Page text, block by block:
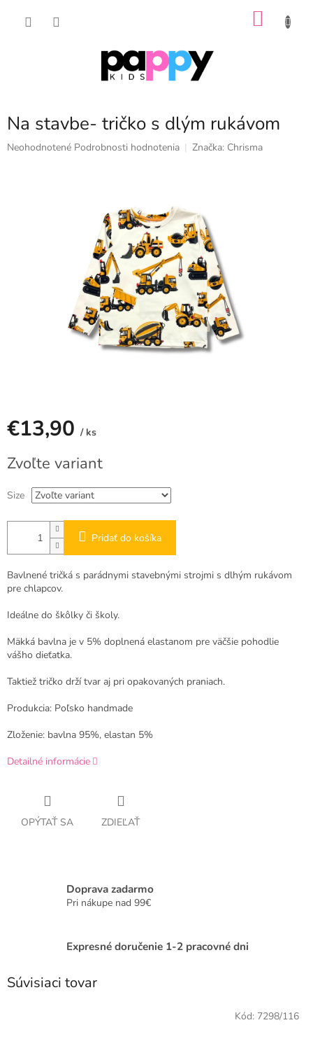
Na stavbe- tričko s dlým rukávom
Priemerné
Neohodnotené Podrobnosti hodnotenia Značka: Chrisma
€13,90 / ks
cena:
Zvoľte variant
Size
Pridať do košíka
Bavlnené tričká s parádnymi stavebnými strojmi s dlhým rukávom
pre chlapcov.
Ideálne do škôlky či školy.
Mäkká bavlna je v 5% doplnená elastanom pre väčšie pohodlie
vášho dieťatka.
Taktiež tričko drží tvar aj pri opakovaných praniach.
Produkcia: Poľsko handmade
Zloženie: bavlna 95%, elastan 5%
Detailné informácie
OPÝTAŤ SA ZDIEĽAŤ
Doprava zadarmo
Pri nákupe nad 99€
Expresné doručenie 1-2 pracovné dni
Súvisiaci tovar
Kód: 7298/116